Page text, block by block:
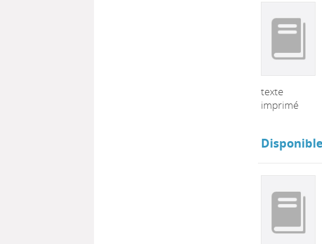
texte
imprimé
Disponible